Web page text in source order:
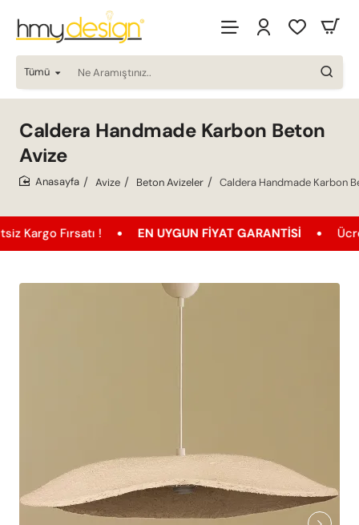
Tümü
Ne
Aramıştınız..
Caldera Handmade Karbon Beton
Avize
Avize Beton Avizeler Caldera Handmade Karbon
! EN UYGUN FIYAT GARANTISI Ücretsiz